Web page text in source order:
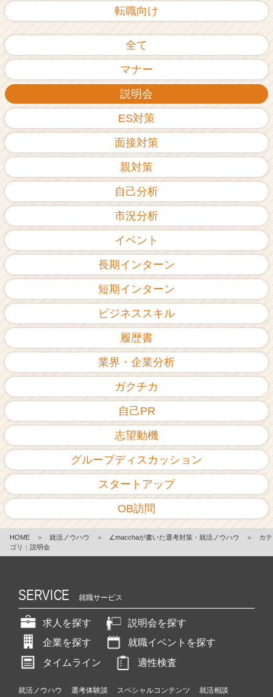
リ
（C
e
r
a
e
r）
転職向け
全て
マナー
説明会
ES対策
面接対策
親対策
自己分析
市況分析
イベント
長期インターン
短期インターン
ビジネススキル
履歴書
業界・企業分析
ガクチカ
自己PR
志望動機
グループディスカッション
スタートアップ
OB訪問
HOME ＞ 就活ノウハウ ＞ ∠macchaが書いた選考対策・就活ノウハウ ＞
カテ
ゴリ：説明会
SERVICE 就職サービス
求人を探す
説明会を探す
企業を探す
就職イベントを探す
タイムライン
適性検査
就活ノウハウ 選考体験談 スペシャルコンテンツ
就活相談